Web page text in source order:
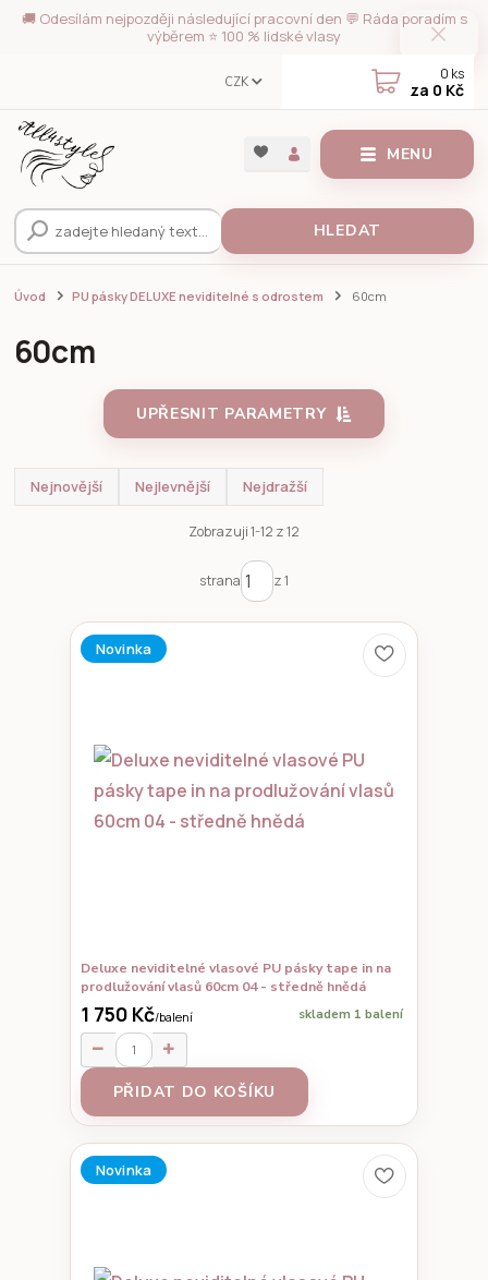
🚚 Odesílám nejpozději následující pracovní den 💬 Ráda poradím s
výběrem ⭐ 100 % lidské vlasy
MENU
CZK
HLEDAT
0 ks
za 0 Kč
Úvod PU pásky DELUXE neviditelné s odrostem 60cm
60cm
UPŘESNIT PARAMETRY
Nejnovější Nejlevnější Nejdražší
Zobrazuji 1-12 z 12
strana z 1
Novinka
Deluxe neviditelné vlasové PU pásky tape in na
prodlužování vlasů 60cm 04 - středně hnědá
1 750 Kč/balení skladem 1 balení
PŘIDAT DO KOŠÍKU
Novinka